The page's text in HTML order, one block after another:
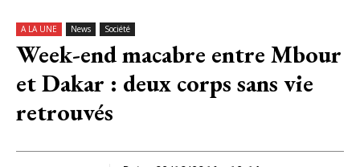
A LA UNE News Société
Week-end macabre entre Mbour
et Dakar : deux corps sans vie
retrouvés